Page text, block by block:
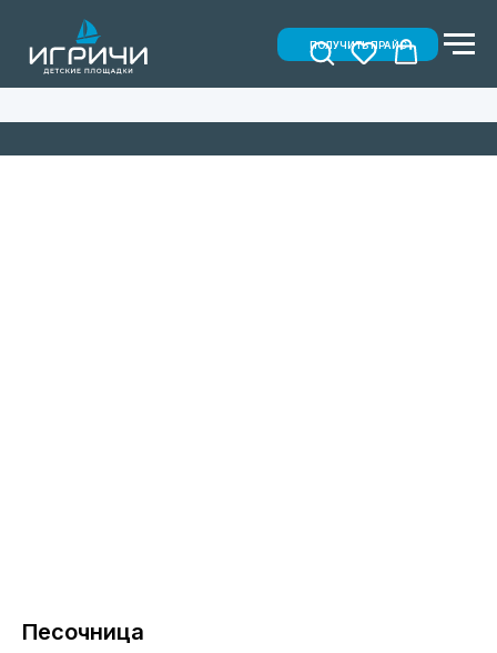
ПОЛУЧИТЬ ПРАЙС
Песочница